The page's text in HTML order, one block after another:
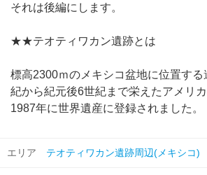
それは後編にします。
★★テオティワカン遺跡とは
標高2300ｍのメキシコ盆地に位置す
紀から紀元後6世紀まで栄えたアメリ
1987年に世界遺産に登録されました。
エリア テオティワカン遺跡周辺(メキシコ)